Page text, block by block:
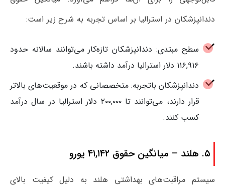
دندانپزشکان در استرالیا بر اساس تجربه به شرح زیر است:
سطح مبتدی: دندانپزشکان تازه‌کار می‌توانند سالانه حدود
۱۱۶,۹۱۶ دلار استرالیا درآمد داشته باشند.
دندانپزشکان باتجربه: متخصصانی که در موقعیت‌های بالاتر
قرار دارند، می‌توانند تا ۲۰۰,۰۰۰ دلار استرالیا در سال درآمد
کسب کنند.
۵. هلند – میانگین حقوق ۴۱,۱۴۲ یورو
سیستم مراقبت‌های بهداشتی هلند به دلیل کیفیت بالای